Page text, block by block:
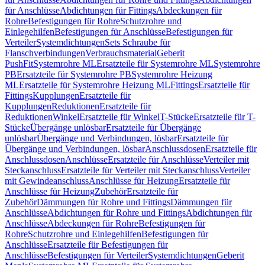
für AnschlüsseAbdichtungen für FittingsAbdeckungen für
RohreBefestigungen für RohreSchutzrohre und
EinlegehilfenBefestigungen für AnschlüsseBefestigungen für
VerteilerSystemdichtungenSets Schraube für
FlanschverbindungenVerbrauchsmaterialGeberit
PushFitSystemrohre MLErsatzteile für Systemrohre MLSystemrohre
PBErsatzteile für Systemrohre PBSystemrohre Heizung
MLErsatzteile für Systemrohre Heizung MLFittingsErsatzteile für
FittingsKupplungenErsatzteile für
KupplungenReduktionenErsatzteile für
ReduktionenWinkelErsatzteile für WinkelT-StückeErsatzteile für T-
StückeÜbergänge unlösbarErsatzteile für Übergänge
unlösbarÜbergänge und Verbindungen, lösbarErsatzteile für
Übergänge und Verbindungen, lösbarAnschlussdosenErsatzteile für
AnschlussdosenAnschlüsseErsatzteile für AnschlüsseVerteiler mit
SteckanschlussErsatzteile für Verteiler mit SteckanschlussVerteiler
mit GewindeanschlussAnschlüsse für HeizungErsatzteile für
Anschlüsse für HeizungZubehörErsatzteile für
ZubehörDämmungen für Rohre und FittingsDämmungen für
AnschlüsseAbdichtungen für Rohre und FittingsAbdichtungen für
AnschlüsseAbdeckungen für RohreBefestigungen für
RohreSchutzrohre und EinlegehilfenBefestigungen für
AnschlüsseErsatzteile für Befestigungen für
AnschlüsseBefestigungen für VerteilerSystemdichtungenGeberit